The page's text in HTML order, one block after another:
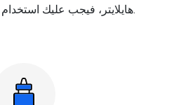
هايلايتر، فيجب عليك استخدام شعار فرشاة مكياج.